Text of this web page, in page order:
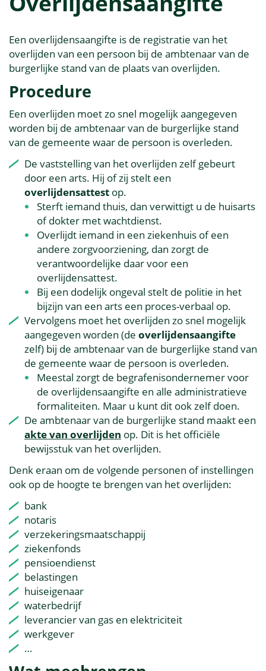
Een overlijdensaangifte is de registratie van het
overlijden van een persoon bij de ambtenaar van de
burgerlijke stand van de plaats van overlijden.
Procedure
Een overlijden moet zo snel mogelijk aangegeven
worden bij de ambtenaar van de burgerlijke stand
van de gemeente waar de persoon is overleden.
De vaststelling van het overlijden zelf gebeurt
door een arts. Hij of zij stelt een
overlijdensattest op.
Sterft iemand thuis, dan verwittigt u de huisarts
of dokter met wachtdienst.
Overlijdt iemand in een ziekenhuis of een
andere zorgvoorziening, dan zorgt de
verantwoordelijke daar voor een
overlijdensattest.
Bij een dodelijk ongeval stelt de politie in het
bijzijn van een arts een proces-verbaal op.
Vervolgens moet het overlijden zo snel mogelijk
aangegeven worden (de overlijdensaangifte
zelf) bij de ambtenaar van de burgerlijke stand van
de gemeente waar de persoon is overleden.
Meestal zorgt de begrafenisondernemer voor
de overlijdensaangifte en alle administratieve
formaliteiten. Maar u kunt dit ook zelf doen.
De ambtenaar van de burgerlijke stand maakt een
akte van overlijden op. Dit is het officiële
bewijsstuk van het overlijden.
Denk eraan om de volgende personen of instellingen
ook op de hoogte te brengen van het overlijden:
bank
notaris
verzekeringsmaatschappij
ziekenfonds
pensioendienst
belastingen
huiseigenaar
waterbedrijf
leverancier van gas en elektriciteit
werkgever
…